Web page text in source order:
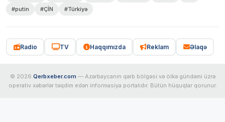
#putin #ÇİN #Türkiyə
Radio TV Haqqımızda Reklam Əlaqə
© 2026 Qerbxeber.com — Azərbaycanın qərb bölgəsi və ölkə gündəmi üzrə
operativ xəbərlər təqdim edən informasiya portalıdır. Bütün hüquqlar qorunur.